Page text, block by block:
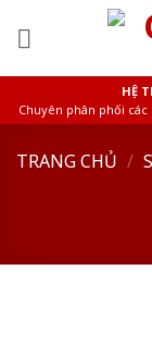
HỆ
Chuyên phân phối
TRANG CHỦ /